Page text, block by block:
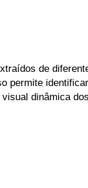
de
permite
dinâmica